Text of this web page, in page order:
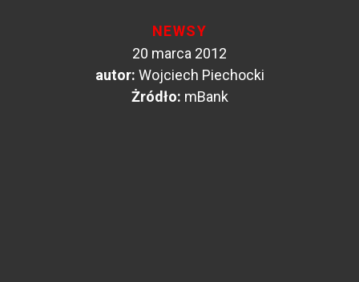
NEWSY
20 marca 2012
autor: Wojciech Piechocki
Żródło: mBank